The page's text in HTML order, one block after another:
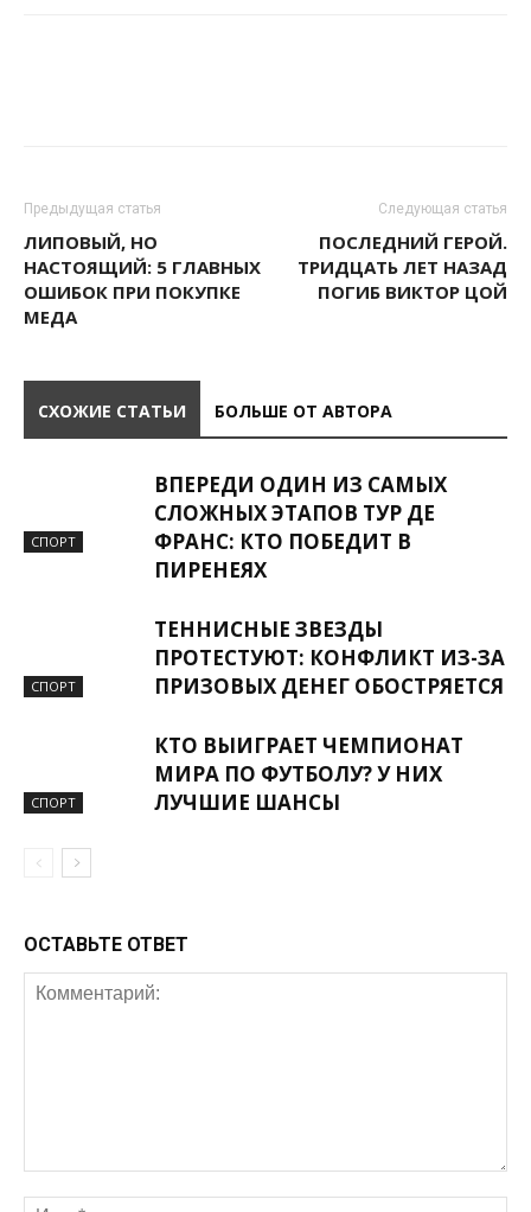
Предыдущая статья
ЛИПОВЫЙ, НО
НАСТОЯЩИЙ: 5 ГЛАВНЫХ
ОШИБОК ПРИ ПОКУПКЕ
МЕДА
Следующая статья
ПОСЛЕДНИЙ ГЕРОЙ.
ТРИДЦАТЬ ЛЕТ НАЗАД
ПОГИБ ВИКТОР ЦОЙ
СХОЖИЕ СТАТЬИ БОЛЬШЕ ОТ АВТОРА
СПОРТ
ВПЕРЕДИ ОДИН ИЗ САМЫХ
СЛОЖНЫХ ЭТАПОВ ТУР ДЕ
ФРАНС: КТО ПОБЕДИТ В
ПИРЕНЕЯХ
СПОРТ
ТЕННИСНЫЕ ЗВЕЗДЫ
ПРОТЕСТУЮТ: КОНФЛИКТ ИЗ-ЗА
ПРИЗОВЫХ ДЕНЕГ ОБОСТРЯЕТСЯ
СПОРТ
КТО ВЫИГРАЕТ ЧЕМПИОНАТ
МИРА ПО ФУТБОЛУ? У НИХ
ЛУЧШИЕ ШАНСЫ
ОСТАВЬТЕ ОТВЕТ